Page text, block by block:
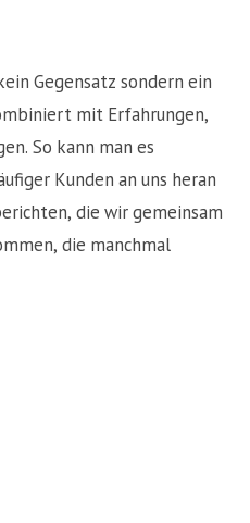
Gegensatz sondern ein
mit Erfahrungen,
So kann man es
Kunden an uns heran
die wir gemeinsam
die manchmal